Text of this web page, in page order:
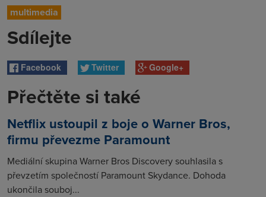
multimedia
Sdílejte
Facebook Twitter Google+
Přečtěte si také
Netflix ustoupil z boje o Warner Bros,
firmu převezme Paramount
Mediální skupina Warner Bros Discovery souhlasila s
převzetím společností Paramount Skydance. Dohoda
ukončila souboj...